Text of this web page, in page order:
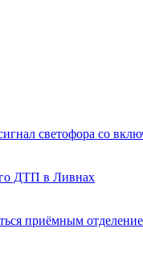
светофора со
ДТП в Ливнах
приёмным